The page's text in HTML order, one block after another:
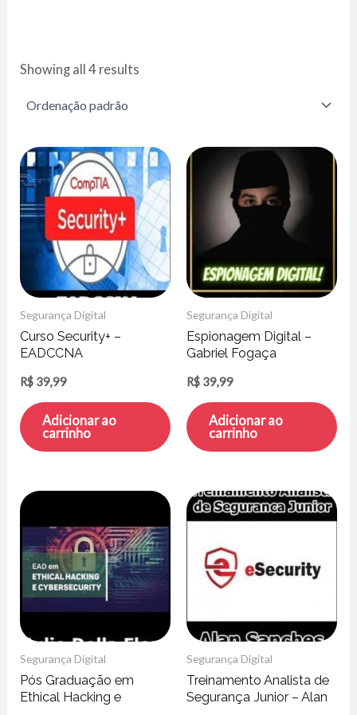
Showing all 4 results
Segurança Digital
Curso Security+ –
EADCCNA
R$ 39,99
Adicionar ao
carrinho
Segurança Digital
Espionagem Digital –
Gabriel Fogaça
R$ 39,99
Adicionar ao
carrinho
Segurança Digital
Pós Graduação em
Ethical Hacking e
Segurança Digital
Treinamento Analista de
Segurança Junior – Alan